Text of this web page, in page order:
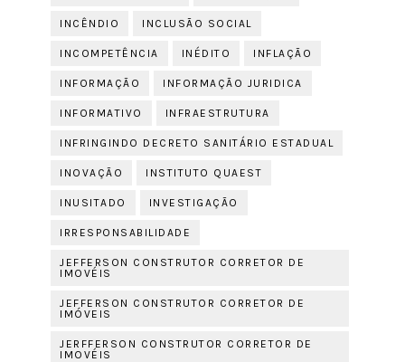
INCÊNDIO INCLUSÃO SOCIAL
INCOMPETÊNCIA INÉDITO INFLAÇÃO
INFORMAÇÃO INFORMAÇÃO JURIDICA
INFORMATIVO INFRAESTRUTURA
INFRINGINDO DECRETO SANITÁRIO ESTADUAL
INOVAÇÃO INSTITUTO QUAEST
INUSITADO INVESTIGAÇÃO
IRRESPONSABILIDADE
JEFFERSON CONSTRUTOR CORRETOR DE
IMOVÉIS
JEFFERSON CONSTRUTOR CORRETOR DE
IMÓVEIS
JERFFERSON CONSTRUTOR CORRETOR DE
IMOVÉIS